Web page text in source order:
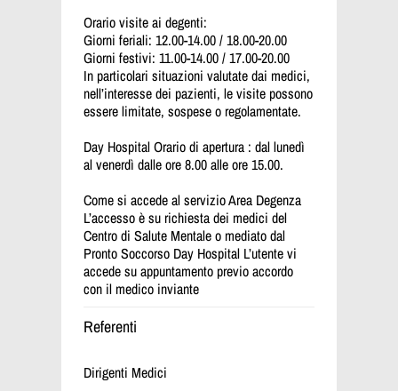
Orario visite ai degenti:
Giorni feriali: 12.00-14.00 / 18.00-20.00
Giorni festivi: 11.00-14.00 / 17.00-20.00
In particolari situazioni valutate dai medici,
nell’interesse dei pazienti, le visite possono
essere limitate, sospese o regolamentate.
Day Hospital Orario di apertura : dal lunedì
al venerdì dalle ore 8.00 alle ore 15.00.
Come si accede al servizio Area Degenza
L’accesso è su richiesta dei medici del
Centro di Salute Mentale o mediato dal
Pronto Soccorso Day Hospital L’utente vi
accede su appuntamento previo accordo
con il medico inviante
Referenti
Dirigenti Medici